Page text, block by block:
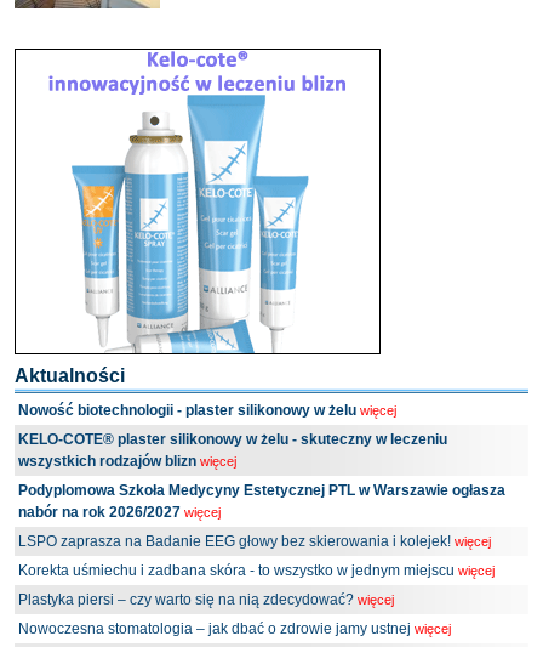
Aktualności
Nowość biotechnologii - plaster silikonowy w żelu więcej
KELO-COTE® plaster silikonowy w żelu - skuteczny w leczeniu
wszystkich rodzajów blizn więcej
Podyplomowa Szkoła Medycyny Estetycznej PTL w Warszawie ogłasza
nabór na rok 2026/2027 więcej
LSPO zaprasza na Badanie EEG głowy bez skierowania i kolejek! więcej
Korekta uśmiechu i zadbana skóra - to wszystko w jednym miejscu więcej
Plastyka piersi – czy warto się na nią zdecydować? więcej
Nowoczesna stomatologia – jak dbać o zdrowie jamy ustnej więcej